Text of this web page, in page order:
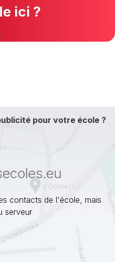
ici ?
pour votre école ?
contacts de l'école, mais
serveur